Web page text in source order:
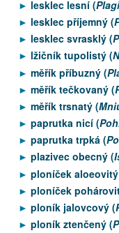
lesklec lesní (
lesklec příjemný (
lesklec svrasklý (
lžičník tupolistý (
měřík příbuzný (
měřík tečkovaný (
měřík trsnatý (
paprutka nicí (
paprutka trpká (
plazivec obecný (
ploníček
ploníček
ploník jalovcový (
ploník ztenčený (